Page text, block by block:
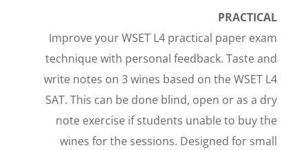
PRACTICAL
Improve your WSET L4 practical paper exam
technique with personal feedback. Taste and
write notes on 3 wines based on the WSET L4
SAT. This can be done blind, open or as a dry
note exercise if students unable to buy the
wines for the sessions. Designed for small